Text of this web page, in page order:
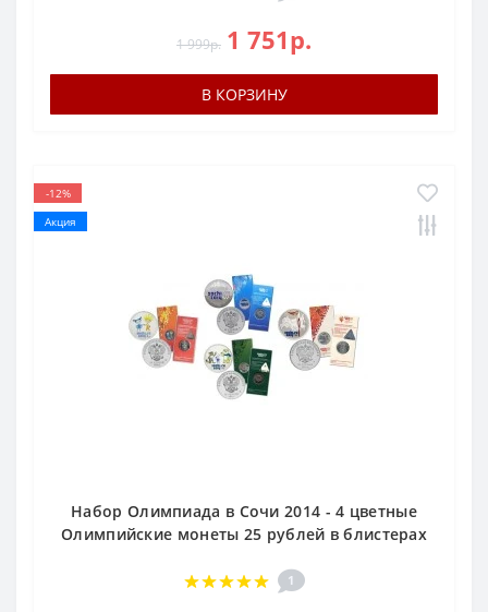
1 999р. 1 751р.
В КОРЗИНУ
-12%
Акция
Набор Олимпиада в Сочи 2014 - 4 цветные
Олимпийские монеты 25 рублей в блистерах
1